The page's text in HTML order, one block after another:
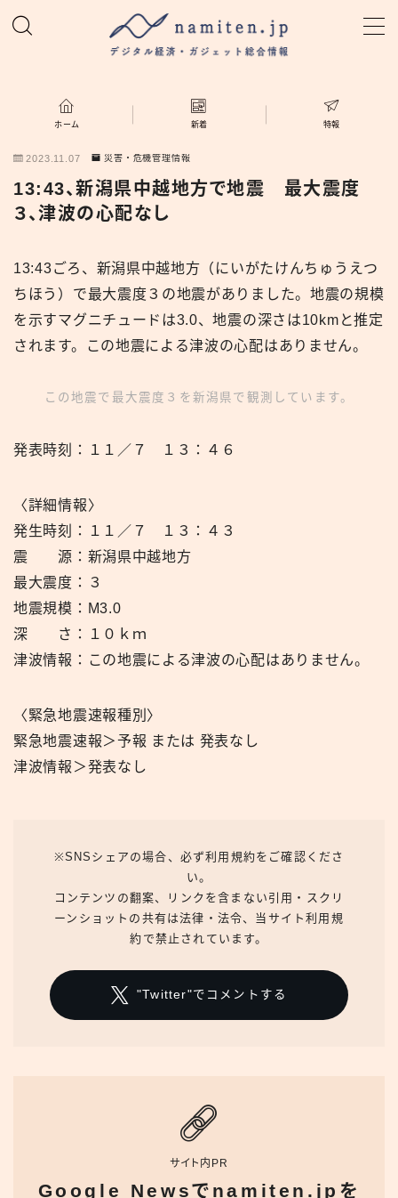
ホーム
新着
namiten.jp
ホーム 新着 特報
2023.11.07 災害・危機管理情報
13:43、新潟県中越地方で地震 最大震度
３、津波の心配なし
13:43ごろ、新潟県中越地方（にいがたけんちゅうえつ
ちほう）で最大震度３の地震がありました。地震の規模
を示すマグニチュードは3.0、地震の深さは10kmと推定
されます。この地震による津波の心配はありません。
この地震で最大震度３を新潟県で観測しています。
発表時刻：１１／７ １３：４６
〈詳細情報〉
発生時刻：１１／７ １３：４３
震 源：新潟県中越地方
最大震度：３
地震規模：M3.0
深 さ：１０ｋｍ
津波情報：この地震による津波の心配はありません。
〈緊急地震速報種別〉
緊急地震速報＞予報 または 発表なし
津波情報＞発表なし
※SNSシェアの場合、必ず利用規約をご確認くださ
い。
コンテンツの翻案、リンクを含まない引用・スクリ
ーンショットの共有は法律・法令、当サイト利用規
約で禁止されています。
"Twitter"でコメントする
サイト内PR
Google Newsでnamiten.jpを